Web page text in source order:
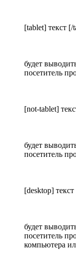
[tablet] текст [/
будет
посетитель
[not-tablet]
будет
посетитель
[desktop]
будет
посетитель
компьютера